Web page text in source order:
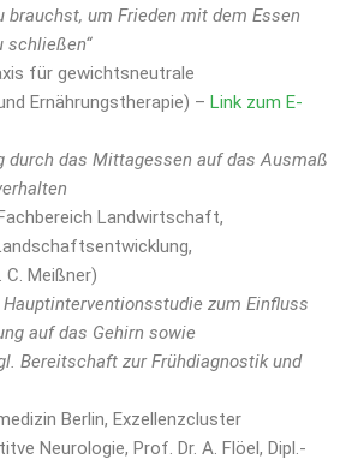
brauchst, um Frieden mit dem Essen
schließen“
für gewichtsneutrale
Ernährungstherapie) – Link zum E-
durch das Mittagessen auf das Ausmaß
Landwirtschaft,
C. Meißner)
zum Einfluss
auf das Gehirn sowie
Bereitschaft zur Frühdiagnostik und
Berlin, Exzellenzcluster
Neurologie, Prof. Dr. A. Flöel, Dipl.-